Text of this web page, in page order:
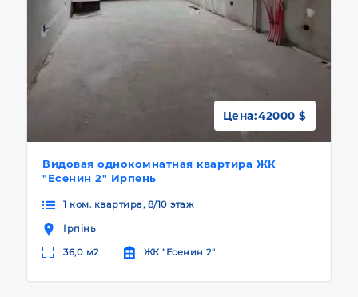
Видовая однокомнатная квартира ЖК
"Есенин 2" Ирпень
Цена:42000 $
1 ком. квартира, 8/10 этаж
Ірпінь
36,0 м2 ЖК "Есенин 2"